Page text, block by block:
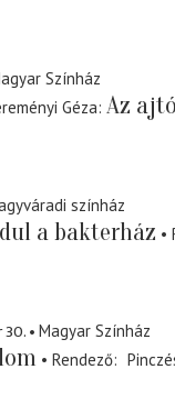
Színház
Géza Az ajtó
színház
a bakterház
Magyar Színház
Rendező